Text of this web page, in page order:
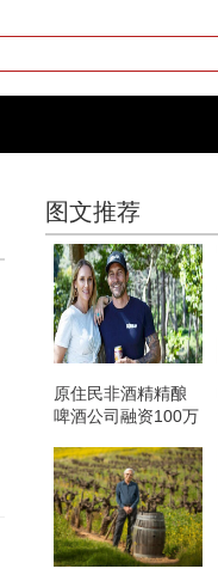
图文推荐
原住民非酒精精酿
啤酒公司融资100万